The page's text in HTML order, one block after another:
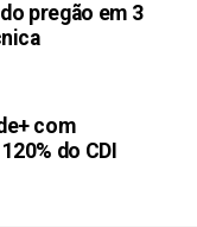
pregão em 3
com
do CDI